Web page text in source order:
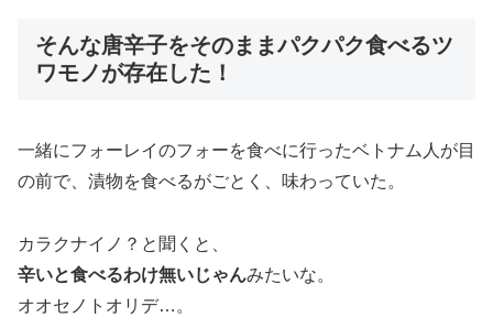
そんな唐辛子をそのままパクパク食べるツ
ワモノが存在した！
一緒にフォーレイのフォーを食べに行ったベトナム人が目
の前で、漬物を食べるがごとく、味わっていた。
カラクナイノ？と聞くと、
辛いと食べるわけ無いじゃんみたいな。
オオセノトオリデ…。